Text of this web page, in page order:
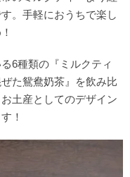
。手軽におうちで楽し
6種類の『ミルクティ
た鴛鴦奶茶』を飲み比
土産としてのデザイン
！